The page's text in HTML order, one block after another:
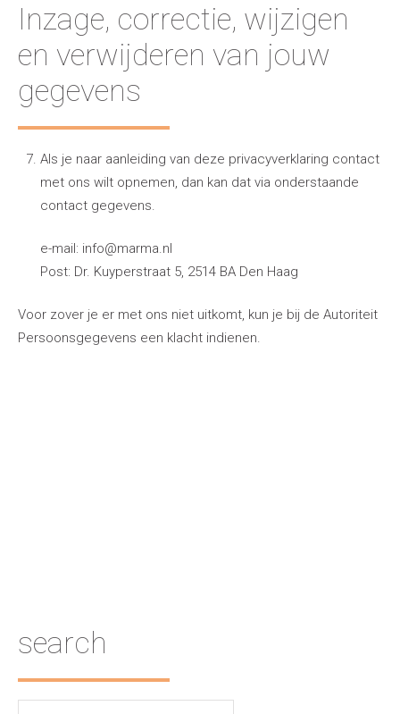
Inzage, correctie, wijzigen
en verwijderen van jouw
gegevens
Als je naar aanleiding van deze privacyverklaring contact
met ons wilt opnemen, dan kan dat via onderstaande
contact gegevens.
e-mail: info@marma.nl
Post: Dr. Kuyperstraat 5, 2514 BA Den Haag
Voor zover je er met ons niet uitkomt, kun je bij de Autoriteit
Persoonsgegevens een klacht indienen.
search